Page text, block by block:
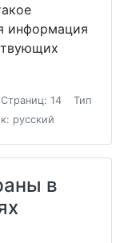
информация
Страниц: 14
Тип
русский
в